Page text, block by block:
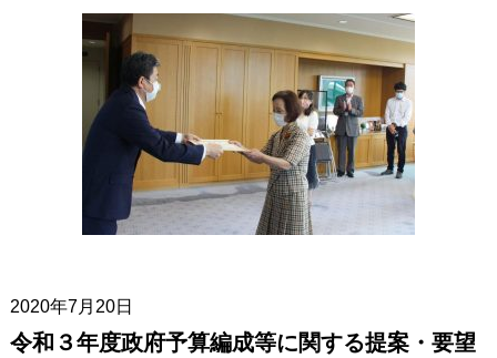
2020年7月20日
令和３年度政府予算編成等に関する提案・要望